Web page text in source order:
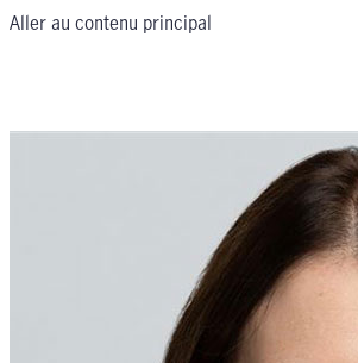
Aller au contenu principal